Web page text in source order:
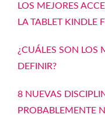
LOS MEJORES
LA TABLET KINDLE
¿CUÁLES SON LOS
DEFINIR?
8 NUEVAS
PROBABLEMENTE